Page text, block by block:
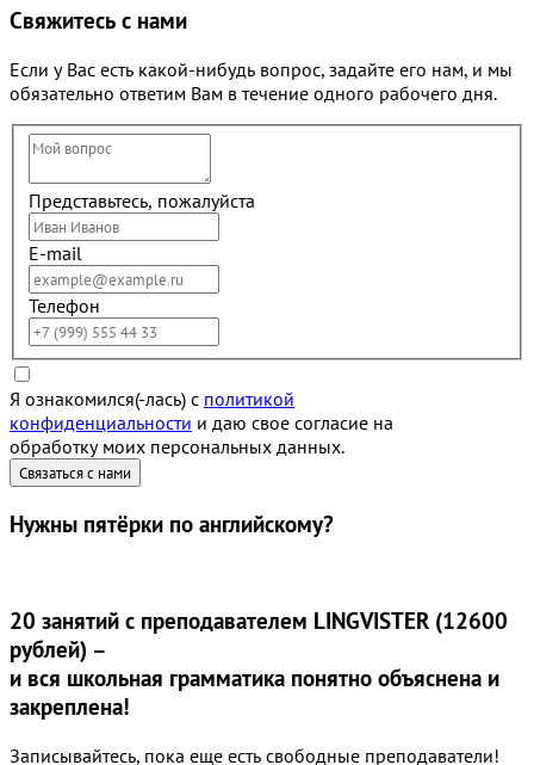
Свяжитесь с нами
Если у Вас есть какой-нибудь вопрос, задайте его нам, и мы
обязательно ответим Вам в течение одного рабочего дня.
Представьтесь, пожалуйста
E-mail
Телефон
Я ознакомился(-лась) с политикой
конфиденциальности и даю свое согласие на
обработку моих персональных данных.
Нужны пятёрки по английскому?
20 занятий с преподавателем LINGVISTER (12600
рублей) –
и вся школьная грамматика понятно объяснена и
закреплена!
Записывайтесь, пока еще есть свободные преподаватели!